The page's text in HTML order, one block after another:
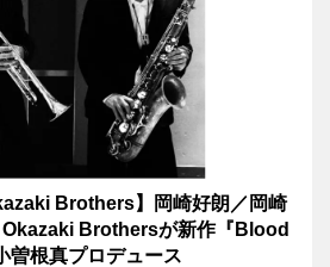
Brothers】岡崎好朗／岡崎
Okazaki Brothersが新作『Blood
曽根真プロデュース